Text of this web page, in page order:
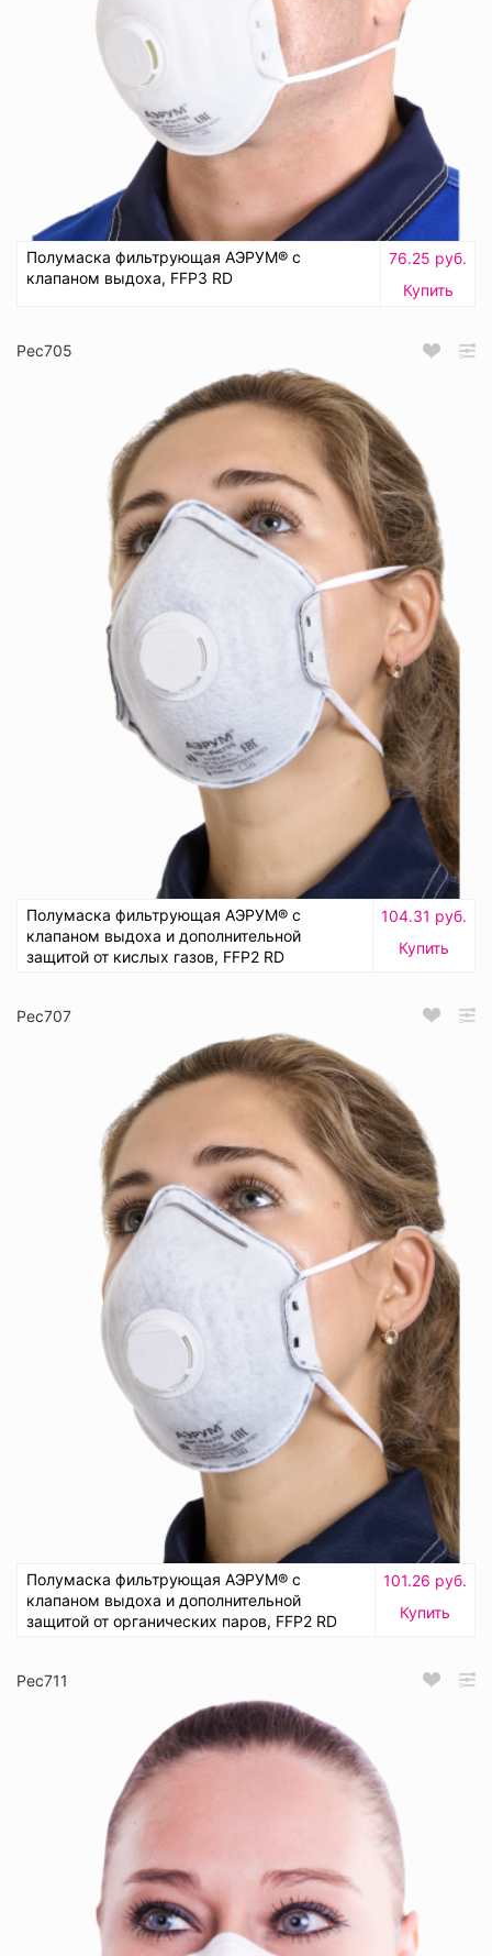
Полумаска фильтрующая АЭРУМ® с
клапаном выдоха, FFP3 RD
76.25 руб.
Купить
Рес705
Полумаска фильтрующая АЭРУМ® с
клапаном выдоха и дополнительной
защитой от кислых газов, FFP2 RD
104.31 руб.
Купить
Рес707
Полумаска фильтрующая АЭРУМ® с
клапаном выдоха и дополнительной
защитой от органических паров, FFP2 RD
101.26 руб.
Купить
Рес711